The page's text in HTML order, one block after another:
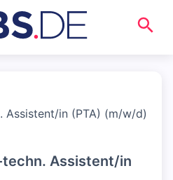
Assistent/in (PTA) (m/w/d)
Assistent/in